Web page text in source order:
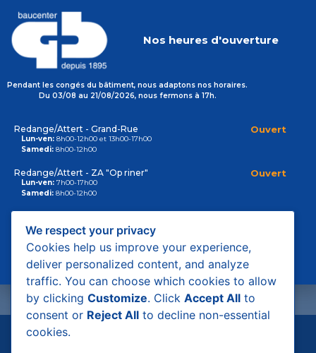
Meierguss est une entreprise spécialisée dans la fabrication
de pièces en fonte et en métal moulé pour divers secteurs
précision et durabilité, répondant aux exigences techniques
production avancés pour garantir la fiabilité et la
performance de ses produits.
Les catalogues
Nous n'avons pas de catalogues en ligne pour ce
fournisseur.
We respect your privacy
Cookies help us improve your experience,
deliver personalized content, and analyze
traffic. You can choose which cookies to allow
by clicking Customize. Click Accept All to
consent or Reject All to decline non-essential
cookies.
Nos heures d'ouverture
Pendant les congés du bâtiment, nous adaptons nos horaires.
Du 03/08 au 21/08/2026, nous fermons à 17h.
Redange/Attert - Grand-Rue
Lun-ven: 8h00-12h00 et 13h00-17h00
Samedi: 8h00-12h00
Ouvert
Redange/Attert - ZA "Op riner"
Lun-ven: 7h00-17h00
Samedi: 8h00-12h00
Ouvert
Lun-ven: 7h00-17h00
Samedi:8h00-12h00